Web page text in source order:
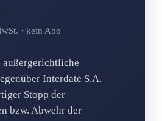
· kein Abo
außergerichtliche
Interdate S.A.
Stopp der
bzw. Abwehr der